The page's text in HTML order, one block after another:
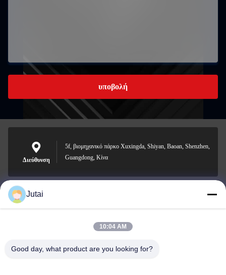
υποβολή
Διεύθυνση
5f, βιομηχανικό πάρκο Xuxingda, Shiyan, Baoan, Shenzhen,
Guangdong, Κίνα
jutaisales18@gmail.com
Jutai
10:04 AM
Good day, what product are you looking for?